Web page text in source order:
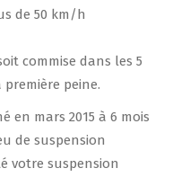
de 50 km/h
commise dans les 5
peine.
en mars 2015 à 6 mois
de suspension
votre suspension